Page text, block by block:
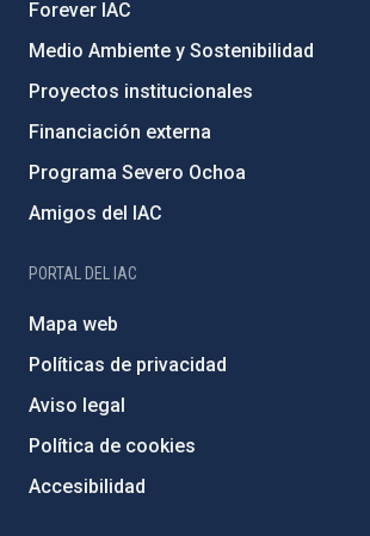
Forever IAC
Medio Ambiente y Sostenibilidad
Proyectos institucionales
Financiación externa
Programa Severo Ochoa
Amigos del IAC
PORTAL DEL IAC
Mapa web
Políticas de privacidad
Aviso legal
Política de cookies
Accesibilidad